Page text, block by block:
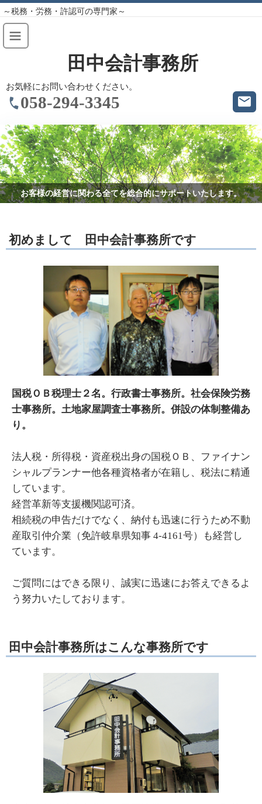
～税務・労務・許認可の専門家～
田中会計事務所
お気軽にお問い合わせください。
058-294-3345
お客様の経営に関わる全てを総合的にサポートいたします。
初めまして 田中会計事務所です
国税ＯＢ税理士２名。行政書士事務所。社会保険労務
士事務所。土地家屋調査士事務所。併設の体制整備あ
り。
法人税・所得税・資産税出身の国税ＯＢ、ファイナン
シャルプランナー他各種資格者が在籍し、税法に精通
しています。
経営革新等支援機関認可済。
相続税の申告だけでなく、納付も迅速に行うため不動
産取引仲介業（免許岐阜県知事 4-4161号）も経営し
ています。
ご質問にはできる限り、誠実に迅速にお答えできるよ
う努力いたしております。
田中会計事務所はこんな事務所です